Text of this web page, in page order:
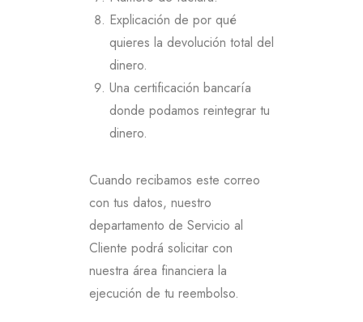
Explicación de por qué
quieres la devolución total del
dinero.
Una certificación bancaría
donde podamos reintegrar tu
dinero.
Cuando recibamos este correo
con tus datos, nuestro
departamento de Servicio al
Cliente podrá solicitar con
nuestra área financiera la
ejecución de tu reembolso.